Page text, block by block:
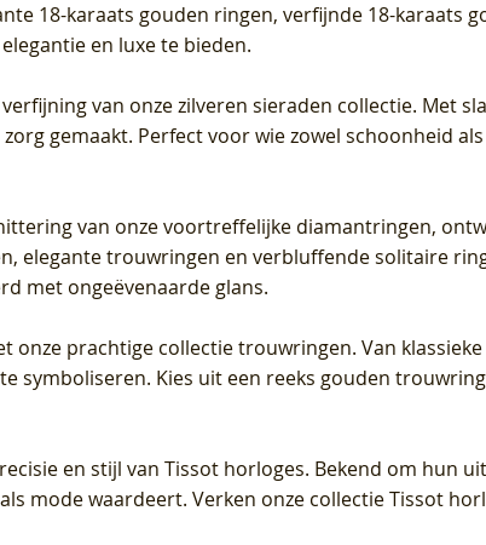
18-karaats gouden ringen, verfijnde 18-karaats
en luxe te bieden.
van onze zilveren sieraden collectie. Met
gemaakt. Perfect voor wie zowel schoonheid
van onze voortreffelijke diamantringen,
elegante trouwringen en verbluffende solitaire
met ongeëvenaarde glans.
onze prachtige collectie trouwringen. Van
symboliseren. Kies uit een reeks gouden
en stijl van Tissot horloges. Bekend om hun
mode waardeert. Verken onze collectie Tissot